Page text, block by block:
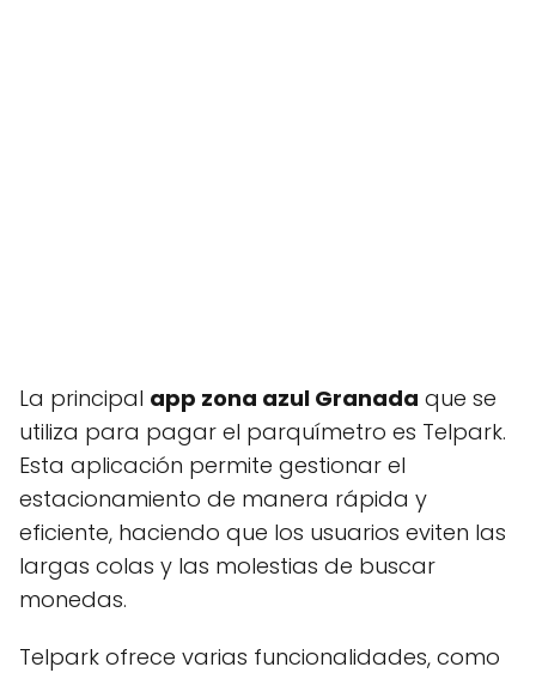
La principal app zona azul Granada que se
utiliza para pagar el parquímetro es Telpark.
Esta aplicación permite gestionar el
estacionamiento de manera rápida y
eficiente, haciendo que los usuarios eviten las
largas colas y las molestias de buscar
monedas.
Telpark ofrece varias funcionalidades, como